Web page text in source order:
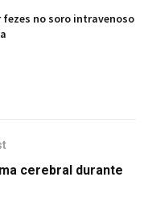
fezes no soro intravenoso
cerebral durante